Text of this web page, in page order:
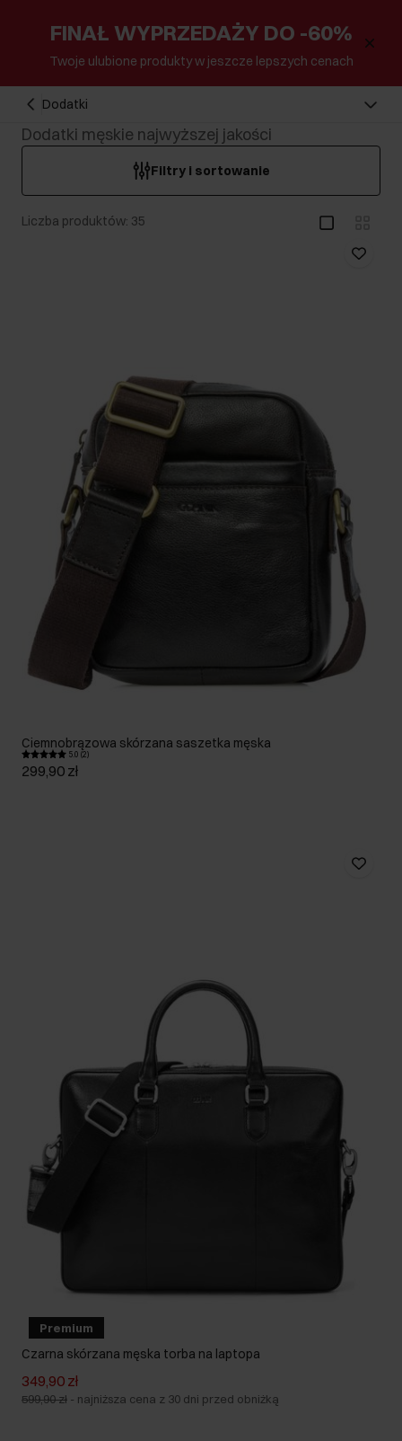
FINAŁ WYPRZEDAŻY DO -60%
Twoje ulubione produkty w jeszcze lepszych cenach
Dodatki
Dodatki męskie najwyższej jakości
Filtry i sortowanie
Liczba produktów: 35
Ciemnobrązowa skórzana saszetka męska
5.0 (2)
299,90 zł
Premium
Czarna skórzana męska torba na laptopa
349,90 zł
599,90 zł - najniższa cena z 30 dni przed obniżką